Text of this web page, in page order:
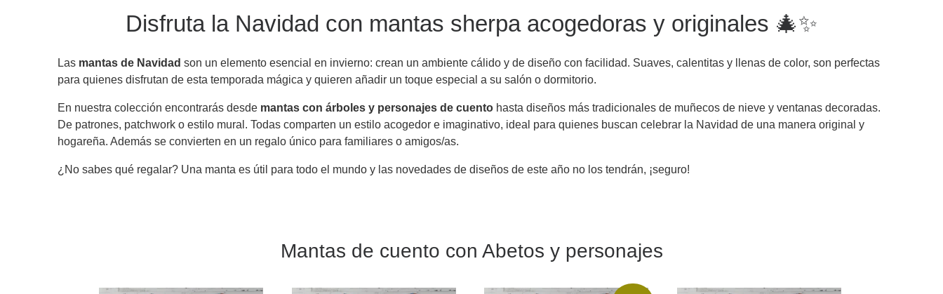
Disfruta la Navidad con mantas sherpa acogedoras y originales 🎄✨
Las mantas de Navidad son un elemento esencial en invierno: crean un ambiente cálido y de diseño con facilidad. Suaves, calentitas y llenas de color, son perfectas
para quienes disfrutan de esta temporada mágica y quieren añadir un toque especial a su salón o dormitorio.
En nuestra colección encontrarás desde mantas con árboles y personajes de cuento hasta diseños más tradicionales de muñecos de nieve y ventanas decoradas.
De patrones, patchwork o estilo mural. Todas comparten un estilo acogedor e imaginativo, ideal para quienes buscan celebrar la Navidad de una manera original y
hogareña. Además se convierten en un regalo único para familiares o amigos/as.
¿No sabes qué regalar? Una manta es útil para todo el mundo y las novedades de diseños de este año no los tendrán, ¡seguro!
Mantas de cuento con Abetos y personajes